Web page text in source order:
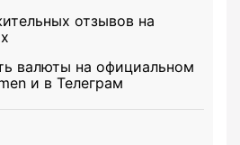
отзывов на
валюты на официальном
и в Телеграм